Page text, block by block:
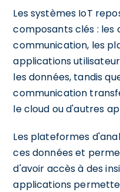
Les systèmes IoT
composants clés : les
communication, les
applications
les données, tandis
communication
le cloud ou d'autres
Les plateformes
ces données et
d'avoir accès à des
applications